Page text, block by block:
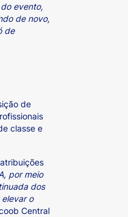
evento,
de novo,
de
de
classe e
por meio
dos
o
Central